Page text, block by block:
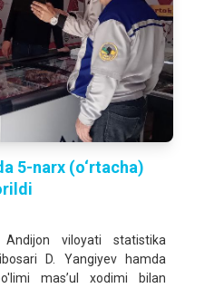
5-narx (o‘rtacha)
viloyati statistika
D. Yangiyev hamda
mas’ul xodimi bilan